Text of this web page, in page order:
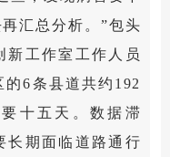
汇总分析。”包头
新工作室工作人员
6条县道共约192
十五天。数据滞
长期面临道路通行